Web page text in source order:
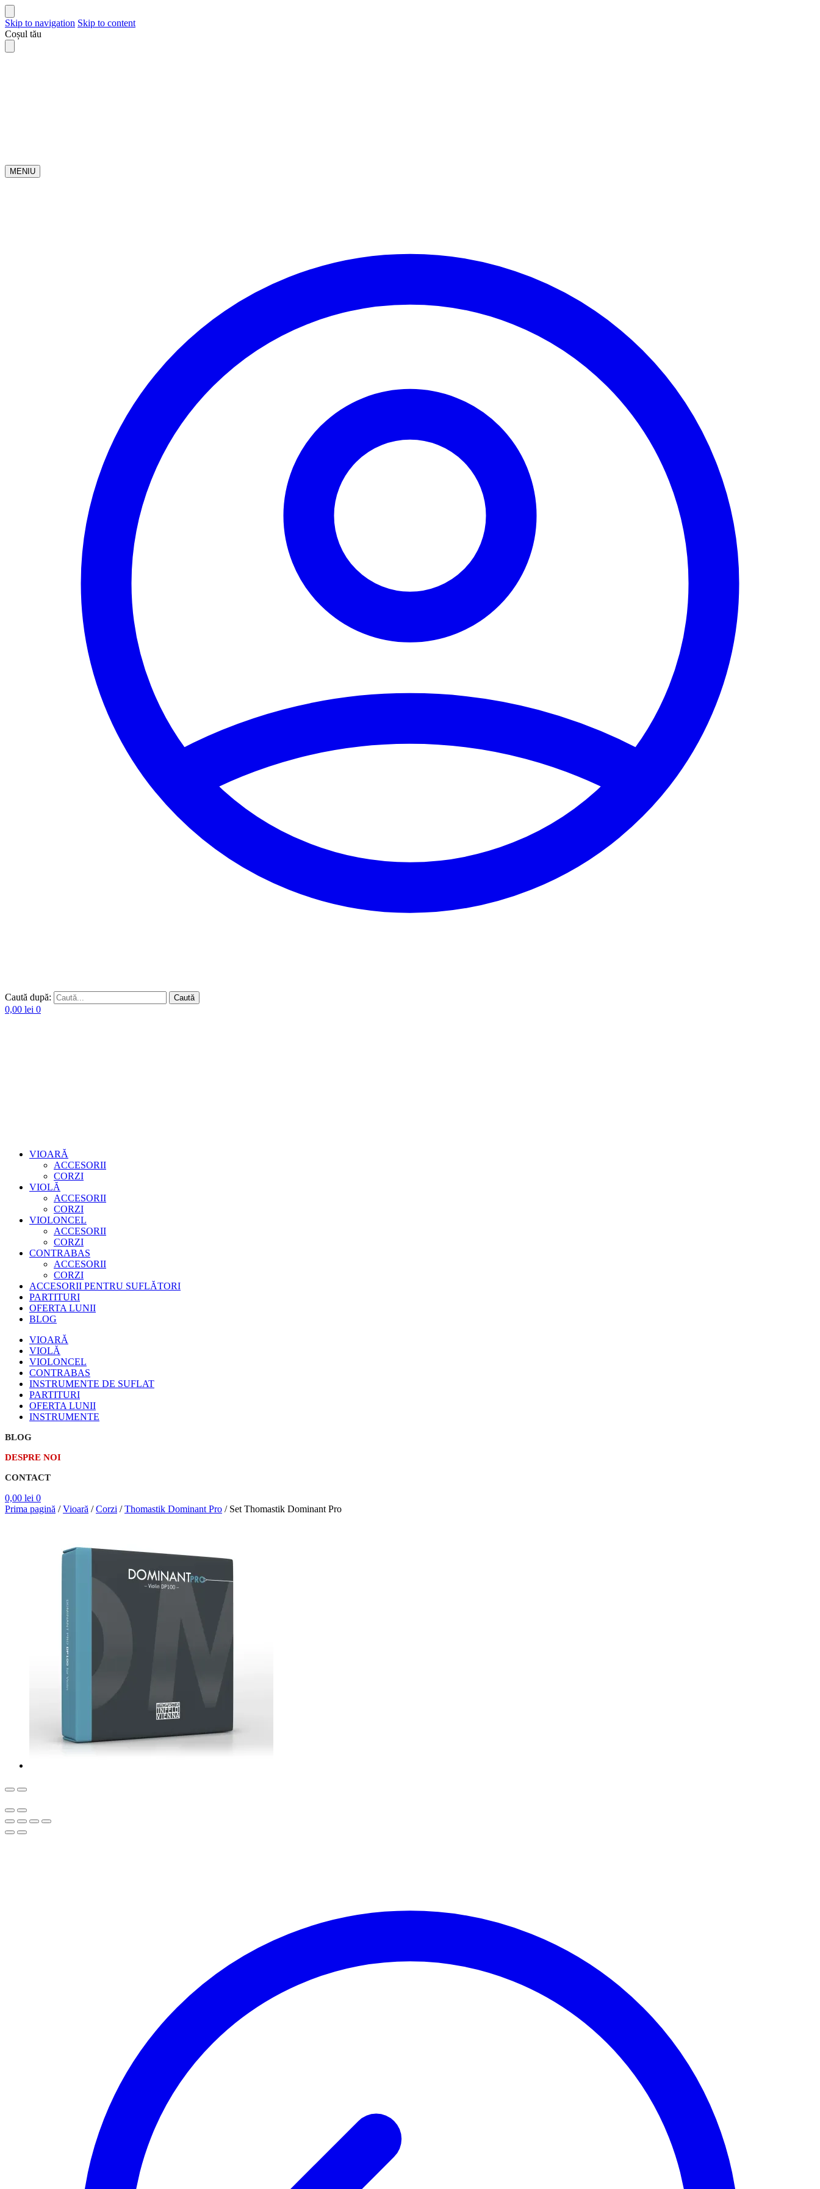
Skip to navigation Skip to content
Coșul tău
MENIU
Caută după: Caută
0,00 lei 0
VIOARĂ
ACCESORII
CORZI
VIOLĂ
ACCESORII
CORZI
VIOLONCEL
ACCESORII
CORZI
CONTRABAS
ACCESORII
CORZI
ACCESORII PENTRU SUFLĂTORI
PARTITURI
OFERTA LUNII
BLOG
VIOARĂ
VIOLĂ
VIOLONCEL
CONTRABAS
INSTRUMENTE DE SUFLAT
PARTITURI
OFERTA LUNII
INSTRUMENTE
BLOG
DESPRE NOI
CONTACT
0,00 lei 0
Prima pagină /Vioară /Corzi /Thomastik Dominant Pro / Set Thomastik Dominant Pro